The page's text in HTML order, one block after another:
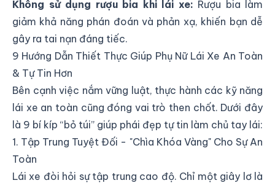
Không sử dụng rượu bia khi lái xe: Rượu bia làm
giảm khả năng phán đoán và phản xạ, khiến bạn dễ
gây ra tai nạn đáng tiếc.
9 Hướng Dẫn Thiết Thực Giúp Phụ Nữ Lái Xe An Toàn
& Tự Tin Hơn
Bên cạnh việc nắm vững luật, thực hành các kỹ năng
lái xe an toàn cũng đóng vai trò then chốt. Dưới đây
là 9 bí kíp “bỏ túi” giúp phái đẹp tự tin làm chủ tay lái:
1. Tập Trung Tuyệt Đối - "Chìa Khóa Vàng" Cho Sự An
Toàn
Lái xe đòi hỏi sự tập trung cao độ. Chỉ một giây lơ là